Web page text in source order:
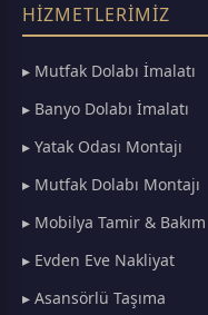
HIZMETLERIMIZ
▸ Mutfak Dolabı İmalatı
▸ Banyo Dolabı İmalatı
▸ Yatak Odası Montajı
▸ Mutfak Dolabı Montajı
▸ Mobilya Tamir & Bakım
▸ Evden Eve Nakliyat
▸ Asansörlü Taşıma